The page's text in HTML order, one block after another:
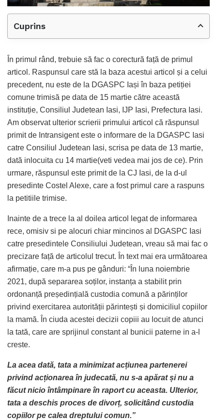
Cuprins
În primul rând, trebuie să fac o corectură față de primul
articol. Raspunsul care stă la baza acestui articol și a celui
precedent, nu este de la DGASPC Iași în baza petiției
comune trimisă pe data de 15 martie către această
instituție, Consiliul Judetean Iasi, IJP Iasi, Prefectura Iasi.
Am observat ulterior scrierii primului articol că răspunsul
primit de Intransigent este o informare de la DGASPC Iasi
catre Consiliul Judetean Iasi, scrisa pe data de 13 martie,
dată inlocuita cu 14 martie(veti vedea mai jos de ce). Prin
urmare, răspunsul este primit de la CJ Iasi, de la d-ul
presedinte Costel Alexe, care a fost primul care a raspuns
la petitiile trimise.
Inainte de a trece la al doilea articol legat de informarea
rece, omisiv si pe alocuri chiar mincinos al DGASPC Iasi
catre presedintele Consiliului Judetean, vreau să mai fac o
precizare față de articolul trecut. În text mai era următoarea
afirmație, care m-a pus pe gânduri: “În luna noiembrie
2021, după separarea soților, instanța a stabilit prin
ordonanță președințială custodia comună a părinților
privind exercitarea autorității părintești și domiciliul copiilor
la mamă. În ciuda acestei decizii copiii au locuit de atunci
la tată, care are sprijinul constant al bunicii paterne in a-l
creste.
La acea dată, tata a minimizat acțiunea partenerei
privind acționarea în judecată, nu s-a apărat și nu a
făcut nicio întâmpinare în raport cu aceasta. Ulterior,
tata a deschis proces de divorț, solicitând custodia
copiilor pe calea dreptului comun.”